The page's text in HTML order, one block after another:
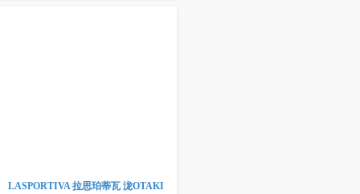
LASPORTIVA 拉思珀蒂瓦 泷OTAKI